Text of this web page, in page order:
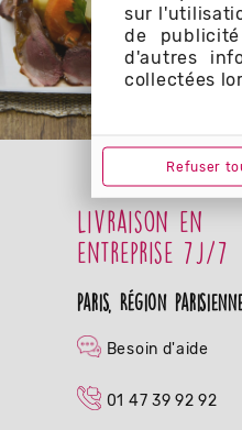
sur
de
d'autres
collectées
Refuser
Livraison en
entreprise 7j/7
Paris, Région
Besoin d'aide
01 47 39 92 92